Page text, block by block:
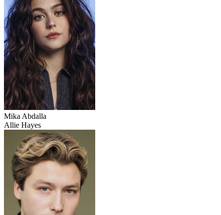
Mika Abdalla
Allie Hayes